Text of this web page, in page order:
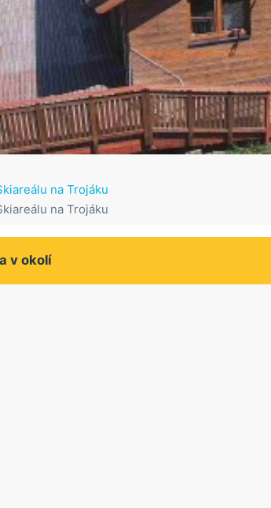
na Trojáku
na Trojáku
v okolí